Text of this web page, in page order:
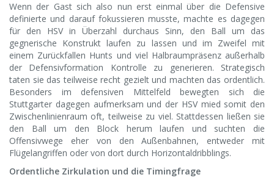
Wenn der Gast sich also nun erst einmal über die Defensive
definierte und darauf fokussieren musste, machte es dagegen
für den HSV in Überzahl durchaus Sinn, den Ball um das
gegnerische Konstrukt laufen zu lassen und im Zweifel mit
einem Zurückfallen Hunts und viel Halbraumpräsenz außerhalb
der Defensivformation Kontrolle zu generieren. Strategisch
taten sie das teilweise recht gezielt und machten das ordentlich.
Besonders im defensiven Mittelfeld bewegten sich die
Stuttgarter dagegen aufmerksam und der HSV mied somit den
Zwischenlinienraum oft, teilweise zu viel. Stattdessen ließen sie
den Ball um den Block herum laufen und suchten die
Offensivwege eher von den Außenbahnen, entweder mit
Flügelangriffen oder von dort durch Horizontaldribblings.
Ordentliche Zirkulation und die Timingfrage